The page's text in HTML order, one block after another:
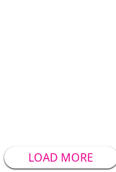
LOAD MORE